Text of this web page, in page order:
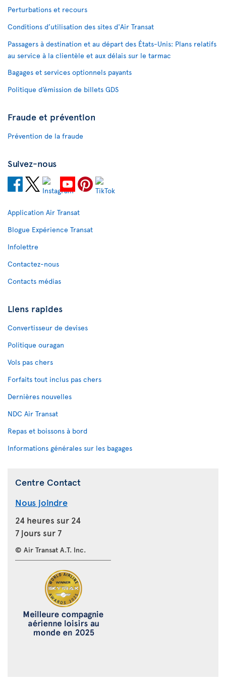
Perturbations et recours
Conditions d’utilisation des sites d'Air Transat
Passagers à destination et au départ des États-Unis: Plans relatifs
au service à la clientèle et aux délais sur le tarmac
Bagages et services optionnels payants
Politique d’émission de billets GDS
Fraude et prévention
Prévention de la fraude
Suivez-nous
Application Air Transat
Blogue Expérience Transat
Infolettre
Contactez-nous
Contacts médias
Liens rapides
Convertisseur de devises
Politique ouragan
Vols pas chers
Forfaits tout inclus pas chers
Dernières nouvelles
NDC Air Transat
Repas et boissons à bord
Informations générales sur les bagages
Centre Contact
Nous joindre
24 heures sur 24
7 jours sur 7
© Air Transat A.T. Inc.